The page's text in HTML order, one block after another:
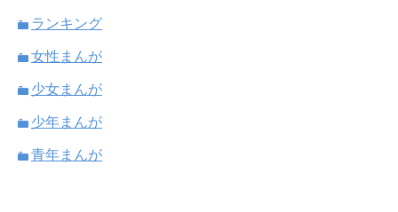
ランキング
女性まんが
少女まんが
少年まんが
青年まんが